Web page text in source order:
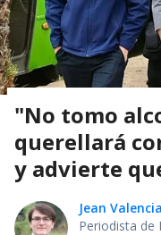
"No tomo
querellará
y advierte
Jean Valencia
Periodista de